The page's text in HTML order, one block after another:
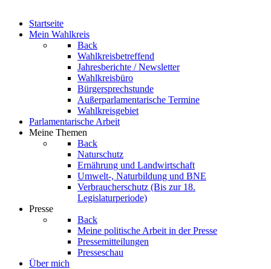
Startseite
Mein Wahlkreis
Back
Wahlkreisbetreffend
Jahresberichte / Newsletter
Wahlkreisbüro
Bürgersprechstunde
Außerparlamentarische Termine
Wahlkreisgebiet
Parlamentarische Arbeit
Meine Themen
Back
Naturschutz
Ernährung und Landwirtschaft
Umwelt-, Naturbildung und BNE
Verbraucherschutz (Bis zur 18.
Legislaturperiode)
Presse
Back
Meine politische Arbeit in der Presse
Pressemitteilungen
Presseschau
Über mich